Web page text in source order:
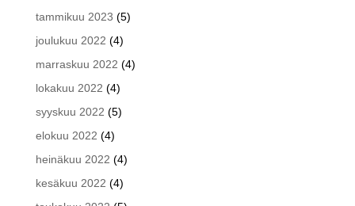
tammikuu 2023 (5)
joulukuu 2022 (4)
marraskuu 2022 (4)
lokakuu 2022 (4)
syyskuu 2022 (5)
elokuu 2022 (4)
heinäkuu 2022 (4)
kesäkuu 2022 (4)